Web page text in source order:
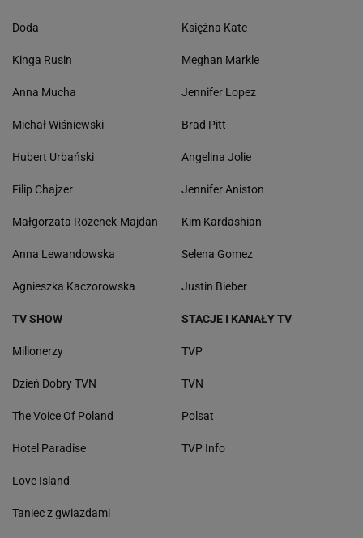
Doda
Kinga Rusin
Anna Mucha
Michał Wiśniewski
Hubert Urbański
Filip Chajzer
Małgorzata Rozenek-Majdan
Anna Lewandowska
Agnieszka Kaczorowska
Księżna Kate
Meghan Markle
Jennifer Lopez
Brad Pitt
Angelina Jolie
Jennifer Aniston
Kim Kardashian
Selena Gomez
Justin Bieber
TV SHOW
Milionerzy
Dzień Dobry TVN
The Voice Of Poland
Hotel Paradise
Love Island
Taniec z gwiazdami
STACJE I KANAŁY TV
TVP
TVN
Polsat
TVP Info